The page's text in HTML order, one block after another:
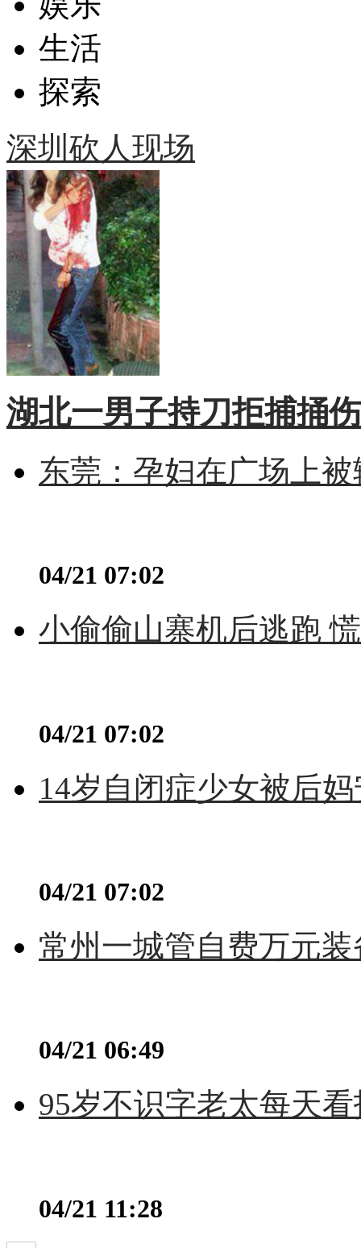
生活
探索
深圳砍人现场
湖北一男子持刀拒捕捅
东莞：孕妇在广场上
04/21 07:02
小偷偷山寨机后逃跑
04/21 07:02
14岁自闭症少女被后
04/21 07:02
常州一城管自费万元
04/21 06:49
95岁不识字老太每天
04/21 11:28